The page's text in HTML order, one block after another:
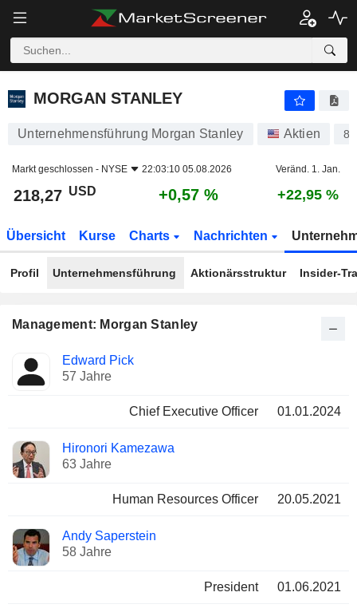
MORGAN STANLEY
MORGAN STANLEY
Unternehmensführung Morgan Stanley Aktien
Markt geschlossen - NYSE 22:03:10 05.08.2026 Veränd. 1. Jan.
218,27 USD +0,57 % +22,95 %
Übersicht Kurse Charts Nachrichten
Profil Unternehmensführung Aktionärsstruktur Insider-
Management: Morgan Stanley
Manager
Besetzte
Positionen
Edward Pick
57 Jahre
Chief Executive Officer 01.01.2024
Hironori Kamezawa
63 Jahre
Human Resources Officer 20.05.2021
Andy Saperstein
58 Jahre
President 01.06.2021